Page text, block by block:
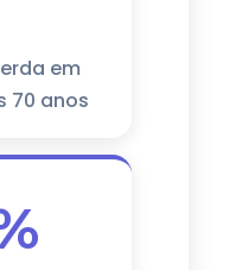
em
70 anos